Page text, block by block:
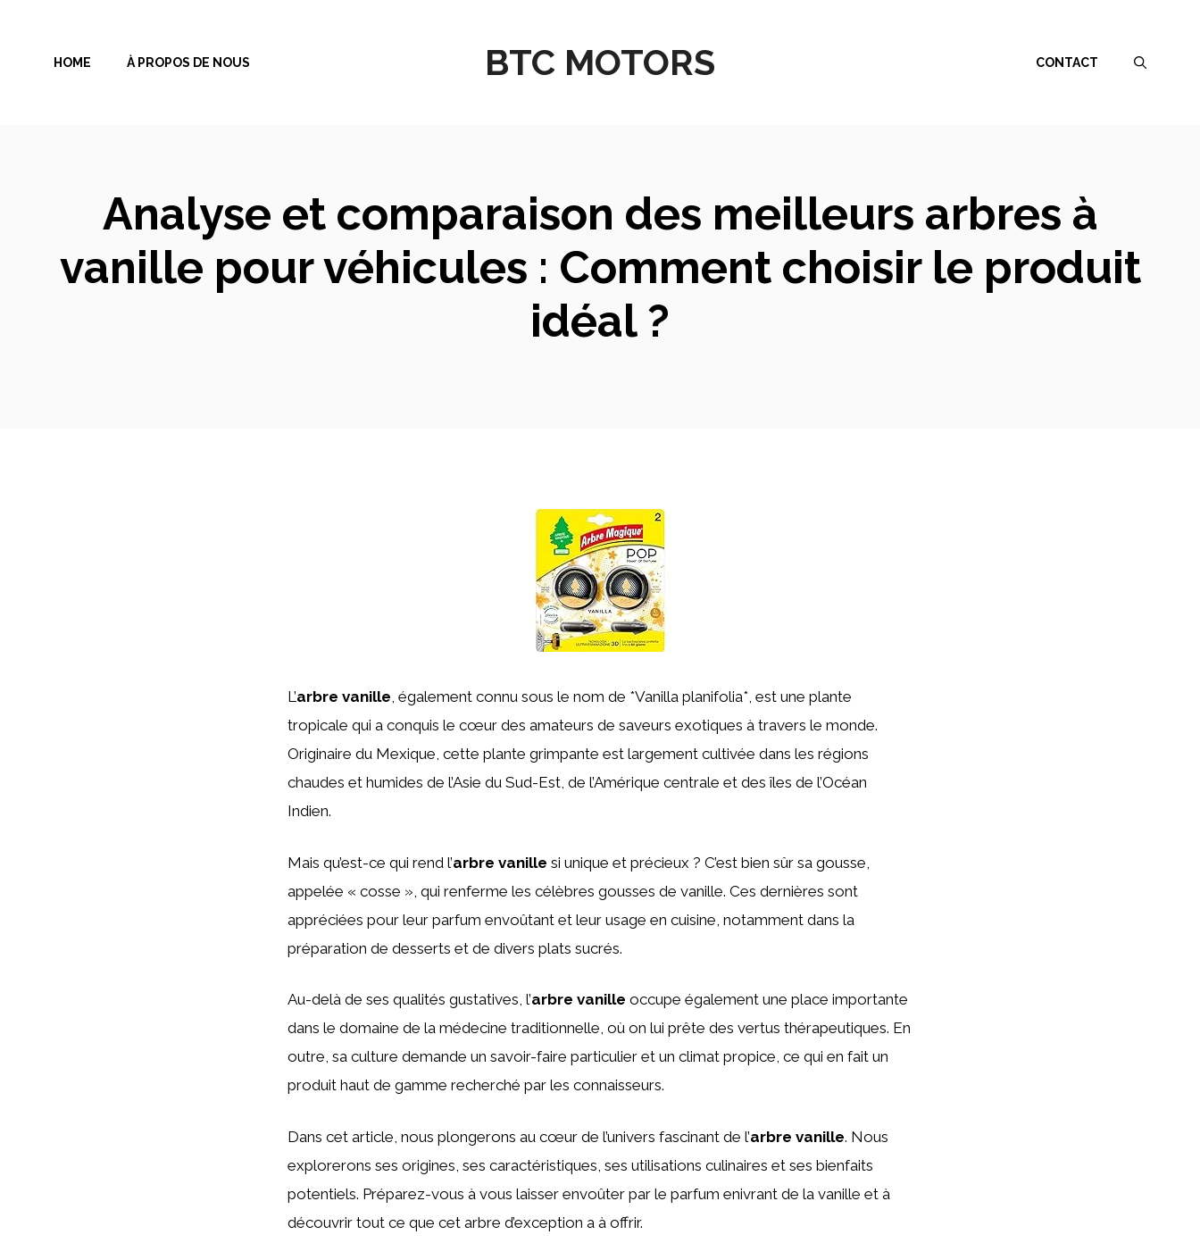
contenu
BTC MOTORS
HOME À PROPOS DE NOUS CONTACT
Analyse et comparaison des meilleurs arbres à
vanille pour véhicules : Comment choisir le produit
idéal ?
L’arbre vanille, également connu sous le nom de *Vanilla planifolia*, est une plante
tropicale qui a conquis le cœur des amateurs de saveurs exotiques à travers le monde.
Originaire du Mexique, cette plante grimpante est largement cultivée dans les régions
chaudes et humides de l’Asie du Sud-Est, de l’Amérique centrale et des îles de l’Océan
Indien.
Mais qu’est-ce qui rend l’arbre vanille si unique et précieux ? C’est bien sûr sa gousse,
appelée « cosse », qui renferme les célèbres gousses de vanille. Ces dernières sont
appréciées pour leur parfum envoûtant et leur usage en cuisine, notamment dans la
préparation de desserts et de divers plats sucrés.
Au-delà de ses qualités gustatives, l’arbre vanille occupe également une place importante
dans le domaine de la médecine traditionnelle, où on lui prête des vertus thérapeutiques. En
outre, sa culture demande un savoir-faire particulier et un climat propice, ce qui en fait un
produit haut de gamme recherché par les connaisseurs.
Dans cet article, nous plongerons au cœur de l’univers fascinant de l’arbre vanille. Nous
explorerons ses origines, ses caractéristiques, ses utilisations culinaires et ses bienfaits
potentiels. Préparez-vous à vous laisser envoûter par le parfum enivrant de la vanille et à
découvrir tout ce que cet arbre d’exception a à offrir.